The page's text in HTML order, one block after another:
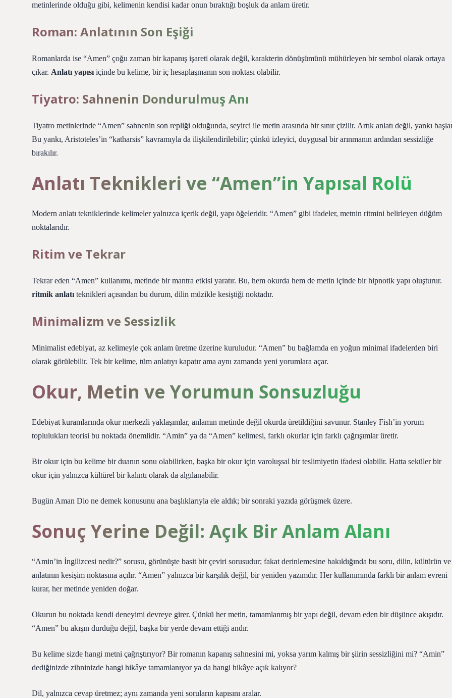
metinlerinde olduğu gibi, kelimenin kendisi kadar onun bıraktığı boşluk da anlam üretir.
Roman: Anlatının Son Eşiği
Romanlarda ise “Amen” çoğu zaman bir kapanış işareti olarak değil, karakterin dönüşümünü mühürleyen bir sembol olarak ortaya
çıkar. Anlatı yapısı içinde bu kelime, bir iç hesaplaşmanın son noktası olabilir.
Tiyatro: Sahnenin Dondurulmuş Anı
Tiyatro metinlerinde “Amen” sahnenin son repliği olduğunda, seyirci ile metin arasında bir sınır çizilir. Artık anlatı değil, yankı
Bu yankı, Aristoteles’in “katharsis” kavramıyla da ilişkilendirilebilir; çünkü izleyici, duygusal bir arınmanın ardından sessizliğe
bırakılır.
Anlatı Teknikleri ve “Amen”in Yapısal Rolü
Modern anlatı tekniklerinde kelimeler yalnızca içerik değil, yapı öğeleridir. “Amen” gibi ifadeler, metnin ritmini belirleyen düğüm
noktalarıdır.
Ritim ve Tekrar
Tekrar eden “Amen” kullanımı, metinde bir mantra etkisi yaratır. Bu, hem okurda hem de metin içinde bir hipnotik yapı oluşturur.
ritmik anlatı teknikleri açısından bu durum, dilin müzikle kesiştiği noktadır.
Minimalizm ve Sessizlik
Minimalist edebiyat, az kelimeyle çok anlam üretme üzerine kuruludur. “Amen” bu bağlamda en yoğun minimal ifadelerden biri
olarak görülebilir. Tek bir kelime, tüm anlatıyı kapatır ama aynı zamanda yeni yorumlara açar.
Okur, Metin ve Yorumun Sonsuzluğu
Edebiyat kuramlarında okur merkezli yaklaşımlar, anlamın metinde değil okurda üretildiğini savunur. Stanley Fish’in yorum
toplulukları teorisi bu noktada önemlidir. “Amin” ya da “Amen” kelimesi, farklı okurlar için farklı çağrışımlar üretir.
Bir okur için bu kelime bir duanın sonu olabilirken, başka bir okur için varoluşsal bir teslimiyetin ifadesi olabilir. Hatta seküler bir
okur için yalnızca kültürel bir kalıntı olarak da algılanabilir.
Bugün Aman Dio ne demek konusunu ana başlıklarıyla ele aldık; bir sonraki yazıda görüşmek üzere.
Sonuç Yerine Değil: Açık Bir Anlam Alanı
“Amin’in İngilizcesi nedir?” sorusu, görünüşte basit bir çeviri sorusudur; fakat derinlemesine bakıldığında bu soru, dilin, kültürün ve
anlatının kesişim noktasına açılır. “Amen” yalnızca bir karşılık değil, bir yeniden yazımdır. Her kullanımında farklı bir anlam evreni
kurar, her metinde yeniden doğar.
Okurun bu noktada kendi deneyimi devreye girer. Çünkü her metin, tamamlanmış bir yapı değil, devam eden bir düşünce akışıdır.
“Amen” bu akışın durduğu değil, başka bir yerde devam ettiği andır.
Bu kelime sizde hangi metni çağrıştırıyor? Bir romanın kapanış sahnesini mi, yoksa yarım kalmış bir şiirin sessizliğini mi? “Amin”
dediğinizde zihninizde hangi hikâye tamamlanıyor ya da hangi hikâye açık kalıyor?
Dil, yalnızca cevap üretmez; aynı zamanda yeni soruların kapısını aralar.